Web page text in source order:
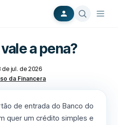
a pena?
de jul. de 2026
da Financera
de entrada do Banco do
quer um crédito simples e